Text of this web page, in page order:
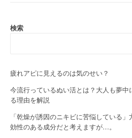
a
i
g
a
t
検索
疲れアピに見えるのは気のせい？
今流行っているぬい活とは？大人も夢
る理由を解説
「乾燥が誘因のニキビに苦悩している
効性のある成分だと考えますが…。